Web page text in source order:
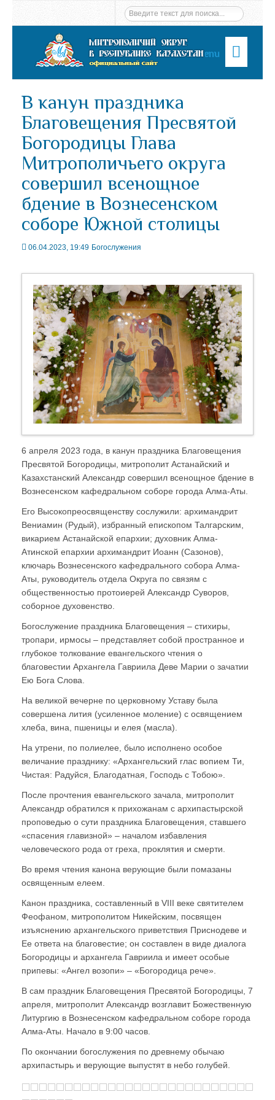
Menu
В канун праздника
Благовещения Пресвятой
Богородицы Глава
Митрополичьего округа
совершил всенощное
бдение в Вознесенском
соборе Южной столицы
06.04.2023, 19:49 Богослужения
6 апреля 2023 года, в канун праздника Благовещения
Пресвятой Богородицы, митрополит Астанайский и
Казахстанский Александр совершил всенощное бдение в
Вознесенском кафедральном соборе города Алма-Аты.
Его Высокопреосвященству сослужили: архимандрит
Вениамин (Рудый), избранный епископом Талгарским,
викарием Астанайской епархии; духовник Алма-
Атинской епархии архимандрит Иоанн (Сазонов),
ключарь Вознесенского кафедрального собора Алма-
Аты, руководитель отдела Округа по связям с
общественностью протоиерей Александр Суворов,
соборное духовенство.
Богослужение праздника Благовещения – стихиры,
тропари, ирмосы – представляет собой пространное и
глубокое толкование евангельского чтения о
благовестии Архангела Гавриила Деве Марии о зачатии
Ею Бога Слова.
На великой вечерне по церковному Уставу была
совершена лития (усиленное моление) с освящением
хлеба, вина, пшеницы и елея (масла).
На утрени, по полиелее, было исполнено особое
величание празднику: «Архангельский глас вопием Ти,
Чистая: Радуйся, Благодатная, Господь с Тобою».
После прочтения евангельского зачала, митрополит
Александр обратился к прихожанам с архипастырской
проповедью о сути праздника Благовещения, ставшего
«спасения главизной» – началом избавления
человеческого рода от греха, проклятия и смерти.
Во время чтения канона верующие были помазаны
освященным елеем.
Канон праздника, составленный в VIII веке святителем
Феофаном, митрополитом Никейским, посвящен
изъяснению архангельского приветствия Приснодеве и
Ее ответа на благовестие; он составлен в виде диалога
Богородицы и архангела Гавриила и имеет особые
припевы: «Ангел возопи» – «Богородица рече».
В сам праздник Благовещения Пресвятой Богородицы, 7
апреля, митрополит Александр возглавит Божественную
Литургию в Вознесенском кафедральном соборе города
Алма-Аты. Начало в 9:00 часов.
По окончании богослужения по древнему обычаю
архипастырь и верующие выпустят в небо голубей.